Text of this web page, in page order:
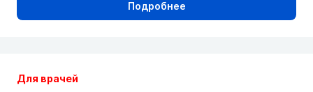
Подробнее
Для врачей